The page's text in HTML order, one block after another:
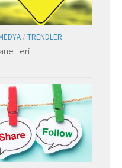
/ TRENDLER